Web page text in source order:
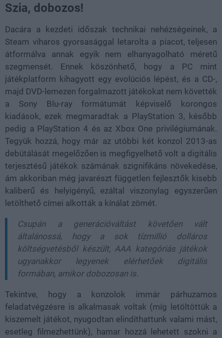
Szia, dobozos!
Dacára a kezdeti időszak technikai nehézségeinek, a
Steam viharos gyorsasággal letarolta a piacot, teljesen
átformálva annak egyik nem elhanyagolható méretű
szegmensét. Ennek köszönhető, hogy a PC mint
játékplatform kihagyott egy evolúciós lépést, és a CD-,
majd DVD-lemezen forgalmazott játékokat nem követték
a Sony Blu-ray formátumát képviselő korongos
kiadások, ezek megmaradtak a PlayStation 3, később
pedig a PlayStation 4 és az Xbox One privilégiumának.
Tegyük hozzá, hogy már az utóbbi két konzol 2013-as
debütálását megelőzően is megfigyelhető volt a digitális
terjesztésű játékok számának szignifikáns növekedése,
ám akkoriban még javarészt független fejlesztők kisebb
kaliberű és helyigényű, ezáltal viszonylag egyszerűen
letölthető címei alkották a kínálat zömét.
Csupán a generációváltást követően vált
általánossá, hogy a sok tízmillió dolláros
költségvetésből készült, AAA kategóriás játékok
ugyanakkor legyenek elérhetőek digitális
formában, amikor dobozosan is.
Tekintve, hogy a konzolok immár párhuzamos
feladatvégzésre is alkalmasak voltak (míg letöltöttük a
kiszemelt játékot, nyugodtan elindíthattunk valami mást,
esetleg filmezhettünk), hamar hozzá lehetett szokni a